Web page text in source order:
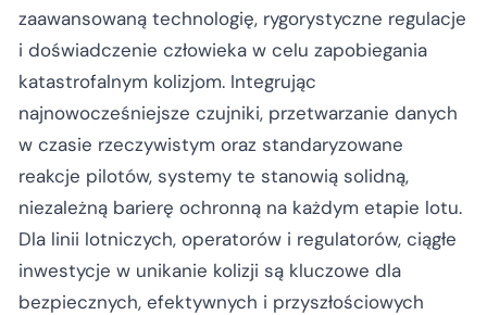
zaawansowaną technologię, rygorystyczne regulacje
i doświadczenie człowieka w celu zapobiegania
katastrofalnym kolizjom. Integrując
najnowocześniejsze czujniki, przetwarzanie danych
w czasie rzeczywistym oraz standaryzowane
reakcje pilotów, systemy te stanowią solidną,
niezależną barierę ochronną na każdym etapie lotu.
Dla linii lotniczych, operatorów i regulatorów, ciągłe
inwestycje w unikanie kolizji są kluczowe dla
bezpiecznych, efektywnych i przyszłościowych